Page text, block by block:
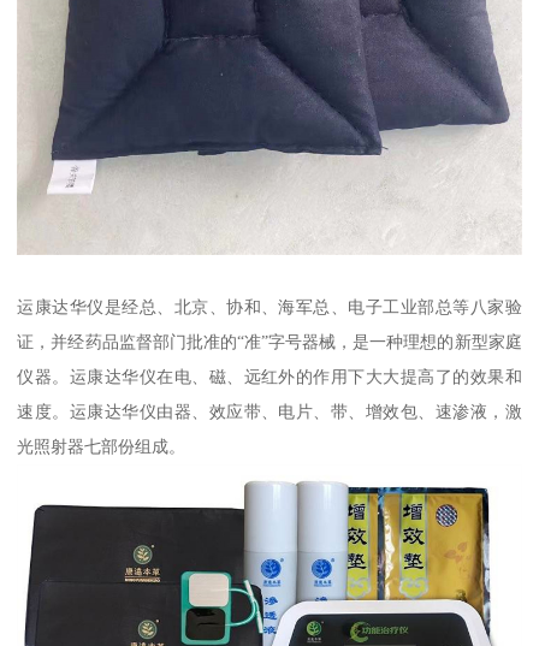
运康达华仪是经总、北京、协和、海军总、电子工业部总等八家验
证，并经药品监督部门批准的“准”字号器械，是一种理想的新型家庭
仪器。运康达华仪在电、磁、远红外的作用下大大提高了的效果和
速度。运康达华仪由器、效应带、电片、带、增效包、速渗液，激
光照射器七部份组成。